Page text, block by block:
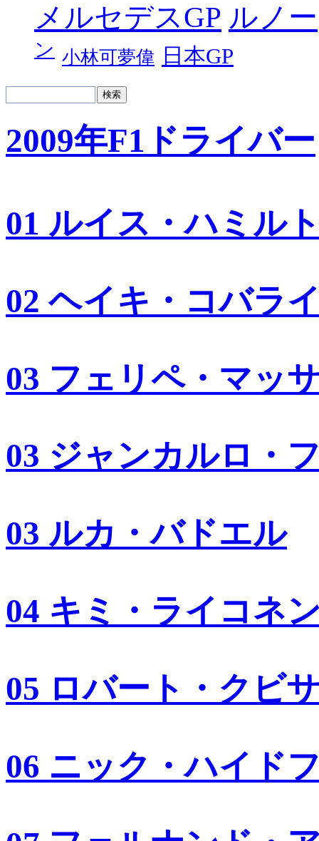
メルセデスGP ルノー
ン 小林可夢偉 日本GP
2009年F1ドライバー
01 ルイス・ハミル
02 ヘイキ・コバラ
03 フェリペ・マッ
03 ジャンカルロ・
03 ルカ・バドエル
04 キミ・ライコネ
05 ロバート・クビ
06 ニック・ハイド